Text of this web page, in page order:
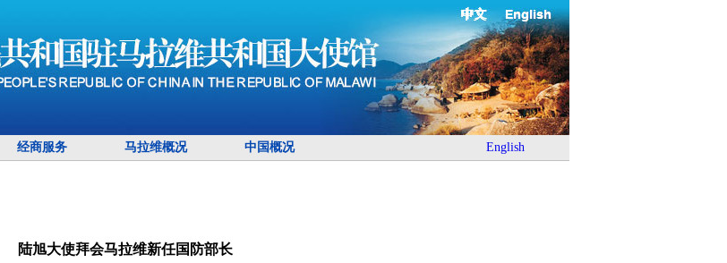
English
中文
经商服务 马拉维概况 中国概况 English
陆旭大使拜会马拉维新任国防部长